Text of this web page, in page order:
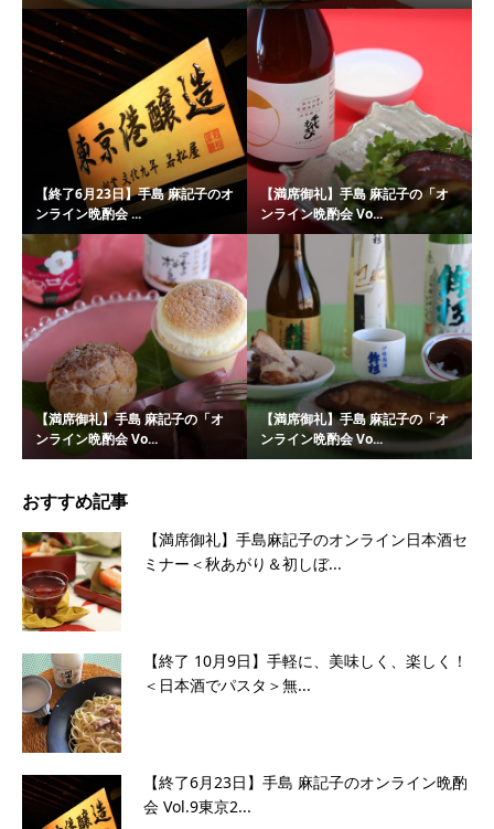
【終了6月23日】手島 麻記子のオ
ンライン晩酌会 ...
【満席御礼】手島 麻記子の「オ
ンライン晩酌会 Vo...
【満席御礼】手島 麻記子の「オ
ンライン晩酌会 Vo...
【満席御礼】手島 麻記子の「オ
ンライン晩酌会 Vo...
おすすめ記事
【満席御礼】手島麻記子のオンライン日本酒セ
ミナー＜秋あがり＆初しぼ...
【終了 10月9日】手軽に、美味しく、楽しく！
＜日本酒でパスタ＞無...
【終了6月23日】手島 麻記子のオンライン晩酌
会 Vol.9東京2...